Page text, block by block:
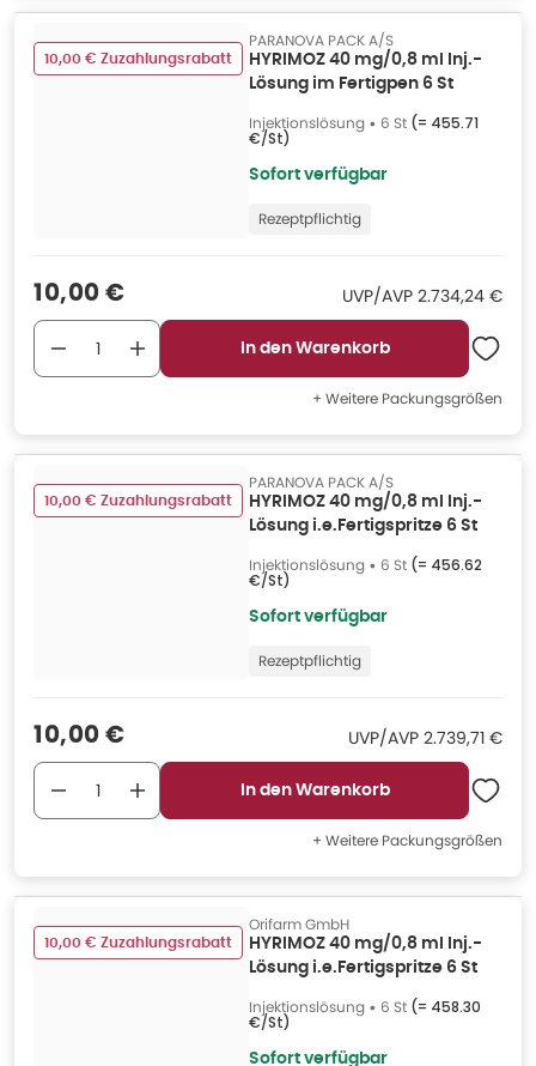
10,00 € Zuzahlungsrabatt
PARANOVA PACK A/S
HYRIMOZ 40 mg/0,8 ml Inj.-
Lösung im Fertigpen 6 St
Injektionslösung • 6 St (= 455.71
€/St)
Sofort verfügbar
Rezeptpflichtig
Verkaufspreis
10,00 € UVP/AVP UVP/AVP :
2.734,24 €
In den Warenkorb
+ Weitere Packungsgrößen
10,00 € Zuzahlungsrabatt
PARANOVA PACK A/S
HYRIMOZ 40 mg/0,8 ml Inj.-
Lösung i.e.Fertigspritze 6 St
Injektionslösung • 6 St (= 456.62
€/St)
Sofort verfügbar
Rezeptpflichtig
Verkaufspreis
10,00 € UVP/AVP UVP/AVP:
2.739,71 €
In den Warenkorb
+ Weitere Packungsgrößen
10,00 € Zuzahlungsrabatt
Orifarm GmbH
HYRIMOZ 40 mg/0,8 ml Inj.-
Lösung i.e.Fertigspritze 6 St
Injektionslösung • 6 St (= 458.30
€/St)
Sofort verfügbar